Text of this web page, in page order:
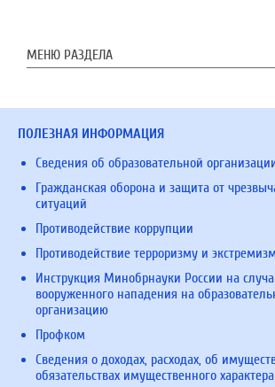
МЕНЮ РАЗДЕЛА
ПОЛЕЗНАЯ ИНФОРМАЦИЯ
Сведения об образовательной
Гражданская оборона и защита от
ситуаций
Противодействие коррупции
Противодействие терроризму и
Инструкция Минобрнауки России на
вооруженного нападения на
организацию
Профком
Сведения о доходах, расходах, об
обязательствах имущественного характера